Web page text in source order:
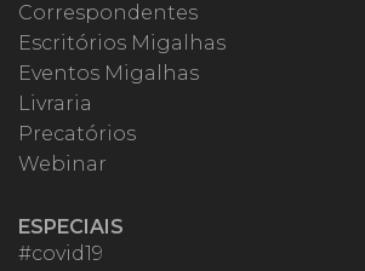
Correspondentes
Escritórios Migalhas
Eventos Migalhas
Livraria
Precatórios
Webinar
ESPECIAIS
#covid19